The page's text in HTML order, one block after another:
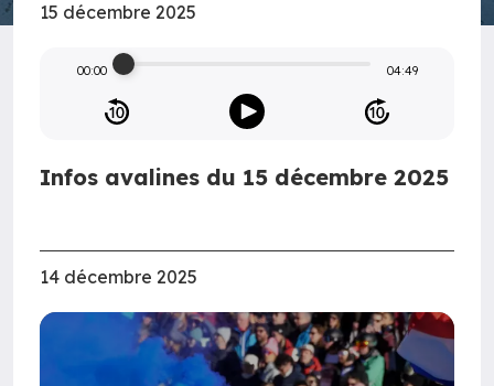
15 décembre 2025
00:00 04:49
Infos avalines du 15 décembre 2025
14 décembre 2025